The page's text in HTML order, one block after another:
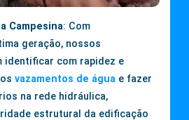
Campesina: Com
geração, nossos
identificar com rapidez e
vazamentos de água e fazer
na rede hidráulica,
estrutural da edificação